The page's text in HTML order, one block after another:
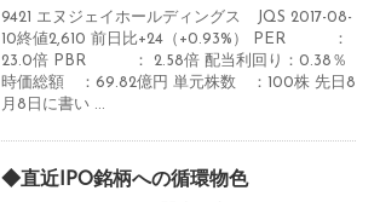
9421 エヌジェイホールディングス JQS 2017-08-
10終値2,610 前日比+24（+0.93%） PER ：
23.0倍 PBR ： 2.58倍 配当利回り：0.38％
時価総額 ：69.82億円 単元株数 ：100株 先日8
月8日に書い ...
◆直近IPO銘柄への循環物色